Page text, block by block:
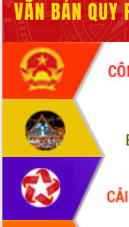
Diễn đàn Kinh tế tư nhân Việt Nam đột
phá cơ chế - Hợp tác công tư
Đề án 06 tạo bước ngoặt đột phá trong
cải cách hành chính tỉnh Đắk Lắk
Kết nối tour, đẩy mạnh chuyển đổi số
để phát triển du lịch Đắk Lắk
Khởi động Dự án Đầu tư xây dựng hạ
tầng kỹ thuật Cụm công nghiệp Tân
Gặp mặt các cơ quan báo chí nhân Kỷ
niệm 101 năm Ngày Báo chí Cách
mạng Việt Nam
Đắk Lắk sơ kết 4 năm triển khai thực
hiện Đề án 06 của Chính phủ
Họp báo thông tin về Hội nghị Công bố
Quy hoạch và Xúc tiến đầu tư tỉnh Đắk
Lắk